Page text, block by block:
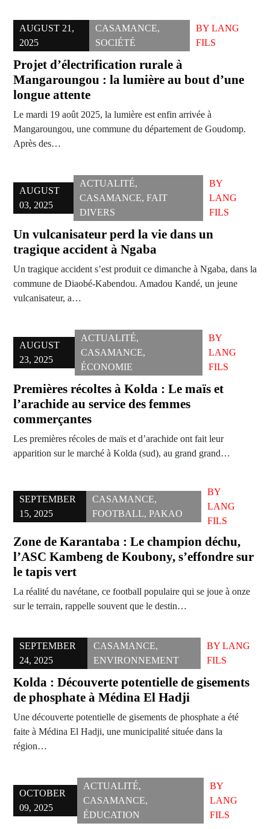
AUGUST 21,
2025
CASAMANCE,
SOCIÉTÉ
BYLANG
FILS
Projet d’électrification rurale à
Mangaroungou : la lumière au bout d’une
longue attente
Le mardi 19 août 2025, la lumière est enfin arrivée à
Mangaroungou, une commune du département de Goudomp.
Après des…
AUGUST
03, 2025
ACTUALITÉ,
CASAMANCE,FAIT
DIVERS
BY
LANG
FILS
Un vulcanisateur perd la vie dans un
tragique accident à Ngaba
Un tragique accident s’est produit ce dimanche à Ngaba, dans la
commune de Diaobé-Kabendou. Amadou Kandé, un jeune
vulcanisateur, a…
AUGUST
23, 2025
ACTUALITÉ,
CASAMANCE,
ÉCONOMIE
BY
LANG
FILS
Premières récoltes à Kolda : Le maïs et
l’arachide au service des femmes
commerçantes
Les premières récoles de maïs et d’arachide ont fait leur
apparition sur le marché à Kolda (sud), au grand grand…
SEPTEMBER
15, 2025
CASAMANCE,
FOOTBALL,PAKAO
BY
LANG
FILS
Zone de Karantaba : Le champion déchu,
l’ASC Kambeng de Koubony, s’effondre sur
le tapis vert
La réalité du navétane, ce football populaire qui se joue à onze
sur le terrain, rappelle souvent que le destin…
SEPTEMBER
24, 2025
CASAMANCE,
ENVIRONNEMENT
BYLANG
FILS
Kolda : Découverte potentielle de gisements
de phosphate à Médina El Hadji
Une découverte potentielle de gisements de phosphate a été
faite à Médina El Hadji, une municipalité située dans la
région…
OCTOBER
09, 2025
ACTUALITÉ,
CASAMANCE,
ÉDUCATION
BY
LANG
FILS